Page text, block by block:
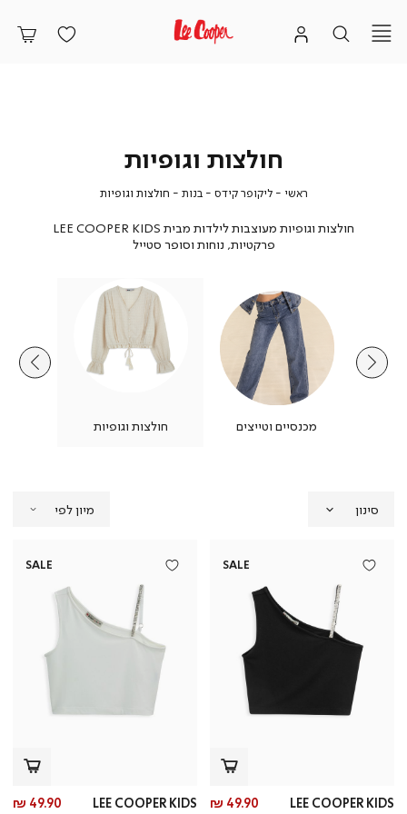
חולצות וגופיות
ראשי ראשי
ליקופר קידס ליקופר
בנות בנותחולצות וגופיותחולצות
חולצות וגופיות מעוצבות לילדות מבית LEE COOPER KIDS
פרקטיות, נוחות וסופר סטייל
מכנסיים וטייצים חולצות וגופיות
סינון
SALE
LEE COOPER KIDS
מחיר
49.90 ₪
SALE
LEE COOPER KIDS
49.90 ₪